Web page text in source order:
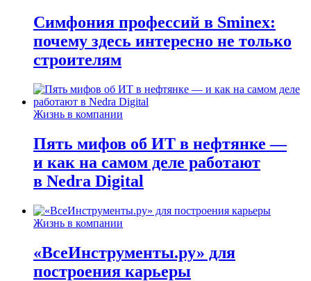
Симфония профессий в Sminex:
почему здесь интересно не только
строителям
Жизнь в компании
Пять мифов об ИТ в нефтянке —
и как на самом деле работают
в Nedra Digital
Жизнь в компании
«ВсеИнструменты.ру» для
построения карьеры